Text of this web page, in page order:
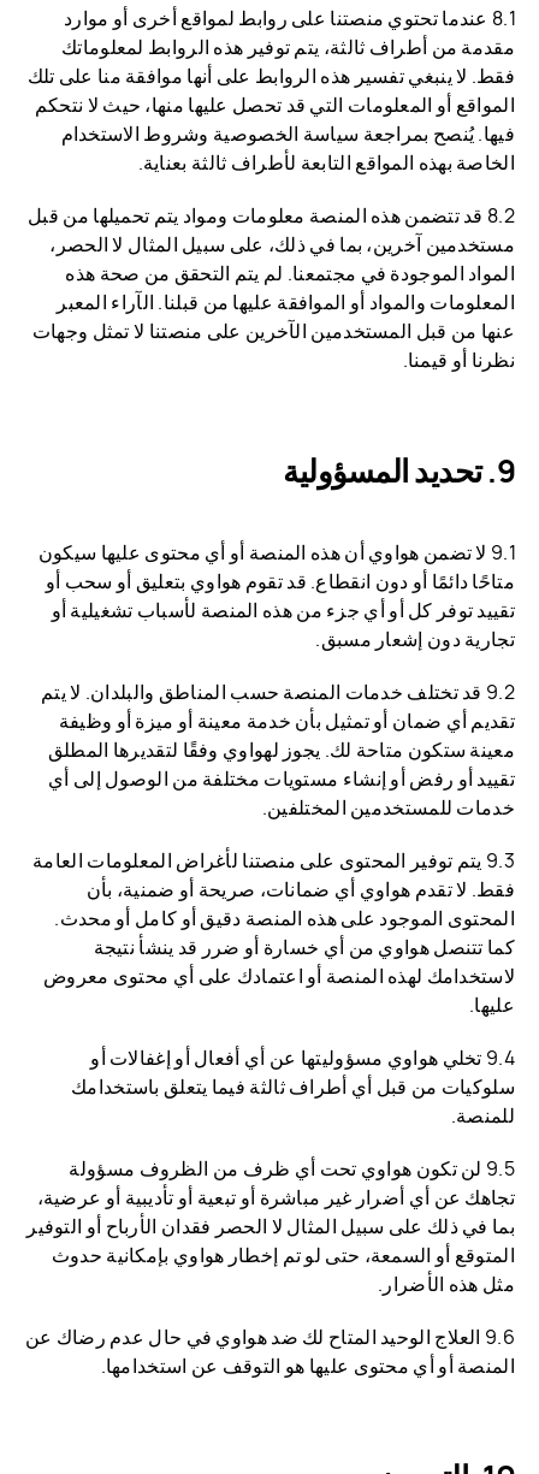
8.1 عندما تحتوي منصتنا على روابط لمواقع أخرى أو موارد
مقدمة من أطراف ثالثة، يتم توفير هذه الروابط لمعلوماتك
فقط. لا ينبغي تفسير هذه الروابط على أنها موافقة منا على تلك
المواقع أو المعلومات التي قد تحصل عليها منها، حيث لا نتحكم
فيها. يُنصح بمراجعة سياسة الخصوصية وشروط الاستخدام
الخاصة بهذه المواقع التابعة لأطراف ثالثة بعناية.
8.2 قد تتضمن هذه المنصة معلومات ومواد يتم تحميلها من قبل
مستخدمين آخرين، بما في ذلك، على سبيل المثال لا الحصر،
المواد الموجودة في مجتمعنا. لم يتم التحقق من صحة هذه
المعلومات والمواد أو الموافقة عليها من قبلنا. الآراء المعبر
عنها من قبل المستخدمين الآخرين على منصتنا لا تمثل وجهات
نظرنا أو قيمنا.
تحديد المسؤولية
9.1 لا تضمن هواوي أن هذه المنصة أو أي محتوى عليها سيكون
متاحًا دائمًا أو دون انقطاع. قد تقوم هواوي بتعليق أو سحب أو
تقييد توفر كل أو أي جزء من هذه المنصة لأسباب تشغيلية أو
تجارية دون إشعار مسبق.
9.2 قد تختلف خدمات المنصة حسب المناطق والبلدان. لا يتم
تقديم أي ضمان أو تمثيل بأن خدمة معينة أو ميزة أو وظيفة
معينة ستكون متاحة لك. يجوز لهواوي وفقًا لتقديرها المطلق
تقييد أو رفض أو إنشاء مستويات مختلفة من الوصول إلى أي
خدمات للمستخدمين المختلفين.
9.3 يتم توفير المحتوى على منصتنا لأغراض المعلومات العامة
فقط. لا تقدم هواوي أي ضمانات، صريحة أو ضمنية، بأن
المحتوى الموجود على هذه المنصة دقيق أو كامل أو محدث.
كما تتنصل هواوي من أي خسارة أو ضرر قد ينشأ نتيجة
لاستخدامك لهذه المنصة أو اعتمادك على أي محتوى معروض
عليها.
9.4 تخلي هواوي مسؤوليتها عن أي أفعال أو إغفالات أو
سلوكيات من قبل أي أطراف ثالثة فيما يتعلق باستخدامك
للمنصة.
9.5 لن تكون هواوي تحت أي ظرف من الظروف مسؤولة
تجاهك عن أي أضرار غير مباشرة أو تبعية أو تأديبية أو عرضية،
بما في ذلك على سبيل المثال لا الحصر فقدان الأرباح أو التوفير
المتوقع أو السمعة، حتى لو تم إخطار هواوي بإمكانية حدوث
مثل هذه الأضرار.
9.6 العلاج الوحيد المتاح لك ضد هواوي في حال عدم رضاك عن
المنصة أو أي محتوى عليها هو التوقف عن استخدامها.